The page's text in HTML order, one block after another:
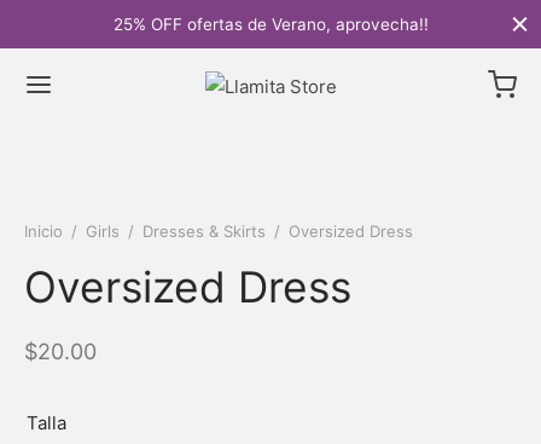
25% OFF ofertas de Verano, aprovecha!!
Inicio / Girls / Dresses & Skirts / Oversized Dress
Oversized Dress
$20.00
Talla